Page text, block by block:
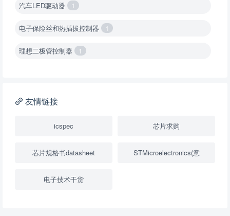
汽车LED驱动器 1
电子保险丝和热插拔控制器 1
理想二极管控制器 1
降压转换器（继承开关）
USB隔离器 1
友情链接
icspec 芯片求购
芯片规格书datasheet STMicroelectronics(意
电子技术干货